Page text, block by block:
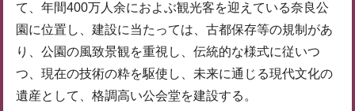
て、年間400万人余におよぶ観光客を迎えている奈良公
園に位置し、建設に当たっては、古都保存等の規制があ
り、公園の風致景観を重視し、伝統的な様式に従いつ
つ、現在の技術の粋を駆使し、未来に通じる現代文化の
遺産として、格調高い公会堂を建設する。